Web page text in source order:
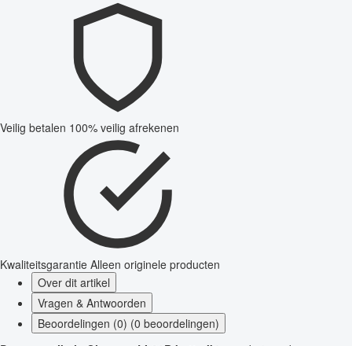
Veilig betalen 100% veilig afrekenen
Kwaliteitsgarantie Alleen originele producten
Over dit artikel
Vragen & Antwoorden
Beoordelingen (0) (0 beoordelingen)